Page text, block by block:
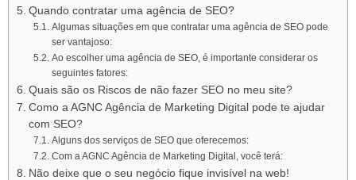
Quando contratar uma agência de SEO?
Algumas situações em que contratar uma agência de SEO pode
ser vantajoso:
Ao escolher uma agência de SEO, é importante considerar os
seguintes fatores:
Quais são os Riscos de não fazer SEO no meu site?
Como a AGNC Agência de Marketing Digital pode te ajudar
com SEO?
Alguns dos serviços de SEO que oferecemos:
Com a AGNC Agência de Marketing Digital, você terá:
Não deixe que o seu negócio fique invisível na web!